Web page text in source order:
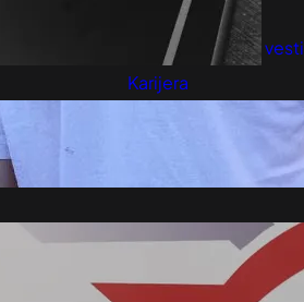
razgovore s
do 9.
Predloži Vest
Pretplatite se na vesti
Karijera